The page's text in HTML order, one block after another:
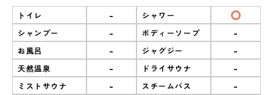
トイレ -
シャワー
シャンプー
- ボディーソープ -
お風呂 - ジャグジー -
天然温泉 - ドライサウナ -
ミストサウナ - スチームバス -